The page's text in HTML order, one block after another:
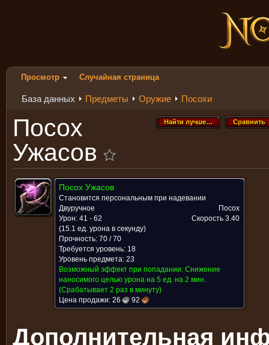
Просмотр Случайная страница
База данных Предметы Оружие Посохи
Сравнить
Сравнить
Найти лучше…
Найти лучше…
Посох
Ужасов
Посох Ужасов
Становится персональным при надевании
Двуручное
Посох
Урон: 41 - 62
Скорость 3.40
(15.1 ед. урона в секунду)
Прочность: 70 / 70
Требуется уровень: 18
Уровень предмета: 23
Возможный эффект при попадании: Снижение
наносимого целью урона на 5 ед. на 2 мин.
(Срабатывает 2 раз в минуту)
Цена продажи: 26 92
Дополнительная